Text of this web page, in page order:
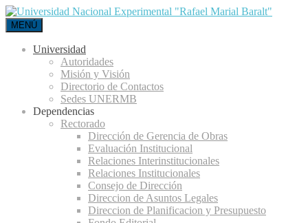
MENÚ
Universidad
Autoridades
Misión y Visión
Directorio de Contactos
Sedes UNERMB
Dependencias
Rectorado
Dirección de Gerencia de Obras
Evaluación Institucional
Relaciones Interinstitucionales
Relaciones Institucionales
Consejo de Dirección
Direccion de Asuntos Legales
Direccion de Planificacion y Presupuesto